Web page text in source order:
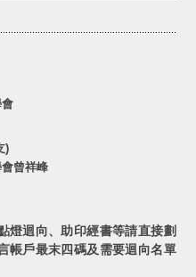
)
曾祥峰
燈迴向、助印經書等請直接劃
帳戶最末四碼及需要迴向名單